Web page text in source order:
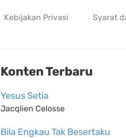
Kebijakan Privasi Syarat
Konten Terbaru
Yesus Setia
Jacqlien Celosse
Bila Engkau Tak Besertaku